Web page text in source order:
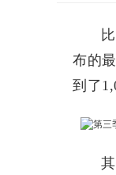
布的
到了